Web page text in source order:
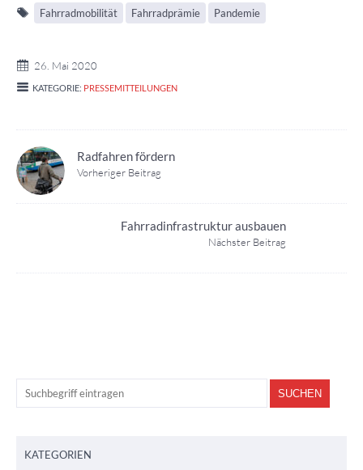
Fahrradmobilität Fahrradprämie Pandemie
26. Mai 2020
KATEGORIE: PRESSEMITTEILUNGEN
Radfahren fördern
Vorheriger Beitrag
Fahrradinfrastruktur ausbauen
Nächster Beitrag
KATEGORIEN